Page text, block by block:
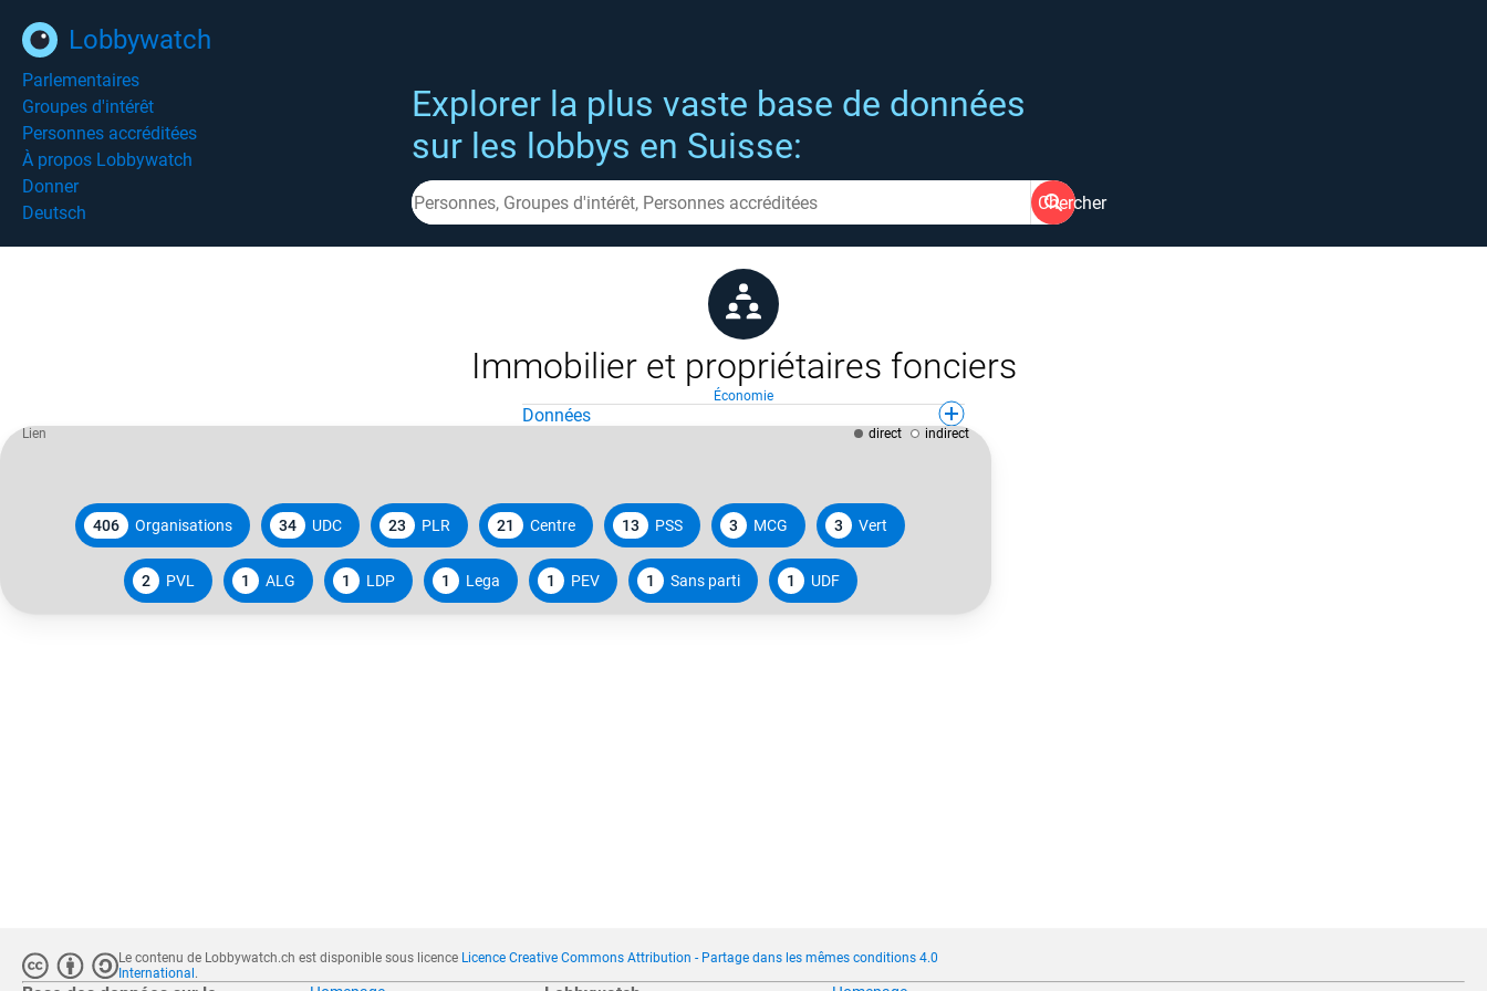
Lobbywatch
Parlementaires
Groupes d'intérêt
Personnes accréditées
À propos Lobbywatch
Donner
Deutsch
Explorer la plus vaste base de données
sur les lobbys en Suisse:
Chercher
Immobilier et propriétaires fonciers
Économie
Données
406 Organisations 34 UDC 23 PLR 21 Centre 13 PSS 3 MCG 3 Vert
2 PVL 1 ALG 1 LDP 1 Lega 1 PEV 1 Sans parti 1 UDF
Lien direct indirect
Le contenu de Lobbywatch.ch est disponible sous licence Licence Creative Commons Attribution - Partage dans les mêmes conditions 4.0
International .